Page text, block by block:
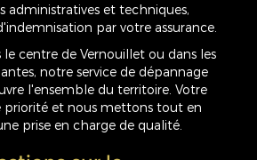
administratives et techniques,
par votre assurance.
le centre de Vernouillet ou dans les
notre service de dépannage
l'ensemble du territoire. Votre
priorité et nous mettons tout en
prise en charge de qualité.